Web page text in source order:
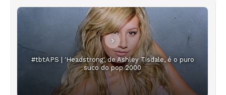
#tbtAPS | 'Headstrong', de Ashley Tisdale, é o puro
suco do pop 2000